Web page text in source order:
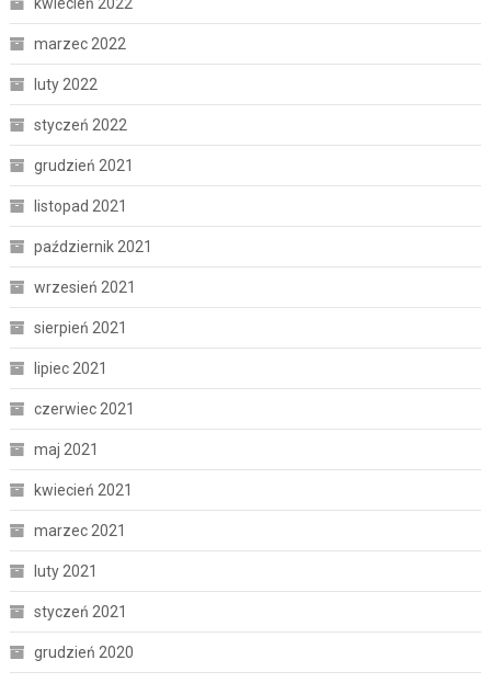
marzec 2022
luty 2022
styczeń 2022
grudzień 2021
listopad 2021
październik 2021
wrzesień 2021
sierpień 2021
lipiec 2021
czerwiec 2021
maj 2021
kwiecień 2021
marzec 2021
luty 2021
styczeń 2021
grudzień 2020